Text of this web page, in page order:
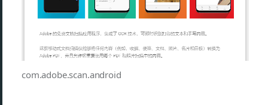
com.adobe.scan.android